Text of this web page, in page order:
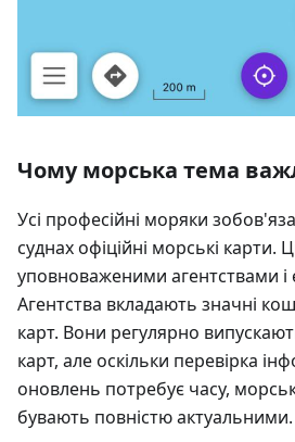
Чому морська тема
Усі професійні моряки
суднах офіційні морські карти.
уповноваженими агентствами і
Агентства вкладають значні
карт. Вони регулярно
карт, але оскільки перевірка
оновлень потребує часу,
бувають повністю актуальними.